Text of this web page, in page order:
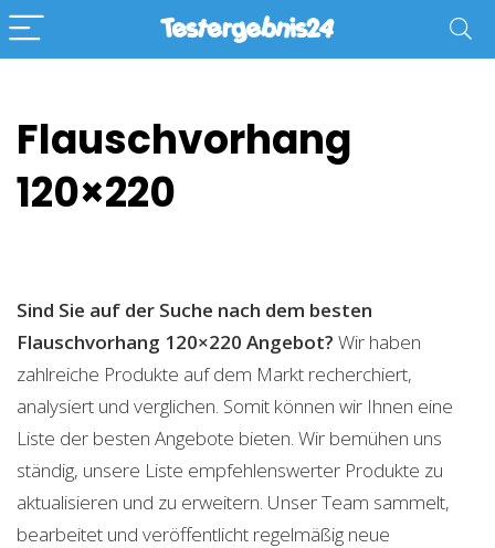
Flauschvorhang
120×220
Sind Sie auf der Suche nach dem besten
Flauschvorhang 120×220 Angebot? Wir haben
zahlreiche Produkte auf dem Markt recherchiert,
analysiert und verglichen. Somit können wir Ihnen eine
Liste der besten Angebote bieten. Wir bemühen uns
ständig, unsere Liste empfehlenswerter Produkte zu
aktualisieren und zu erweitern. Unser Team sammelt,
bearbeitet und veröffentlicht regelmäßig neue